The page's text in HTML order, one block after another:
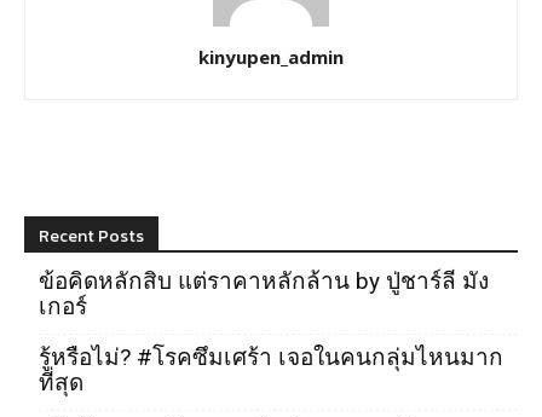
kinyupen_admin
Recent Posts
ข้อคิดหลักสิบ แต่ราคาหลักล้าน by ปู่ชาร์ลี มัง
เกอร์
รู้หรือไม่? #โรคซึมเศร้า เจอในคนกลุ่มไหนมาก
ที่สุด